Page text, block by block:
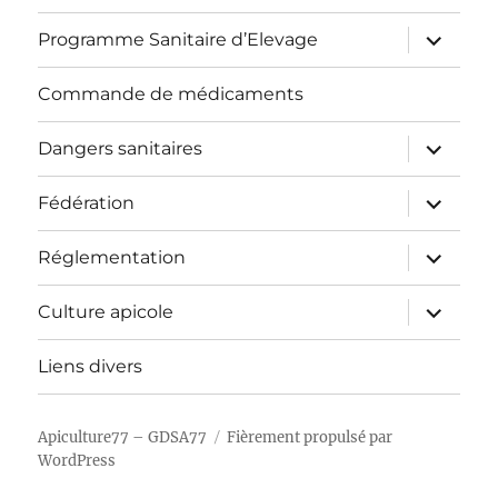
sous-
menu
Programme Sanitaire d’Elevage
ouvrir
le
sous-
Commande de médicaments
Dangers sanitaires
ouvrir
le
sous-
menu
Fédération
ouvrir
le
sous-
menu
Réglementation
ouvrir
le
sous-
menu
Culture apicole
ouvrir
le
sous-
Liens divers
Apiculture77 – GDSA77
Fièrement propulsé par
WordPress